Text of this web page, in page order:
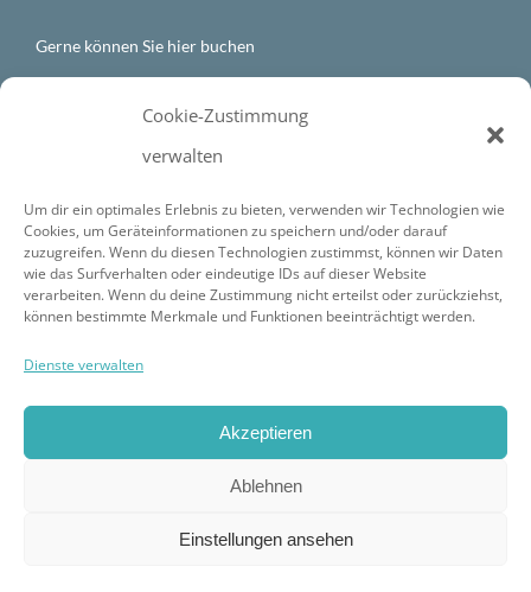
Cookie-Zustimmung
verwalten
Um dir ein optimales Erlebnis zu bieten, verwenden wir Technologien wie
Cookies, um Geräteinformationen zu speichern und/oder darauf
zuzugreifen. Wenn du diesen Technologien zustimmst, können wir Daten
wie das Surfverhalten oder eindeutige IDs auf dieser Website
verarbeiten. Wenn du deine Zustimmung nicht erteilst oder zurückziehst,
können bestimmte Merkmale und Funktionen beeinträchtigt werden.
Dienste verwalten
Akzeptieren
Ablehnen
Einstellungen ansehen
Gerne können Sie hier buchen
Gästehaus Alpenblick-Villach
Portfolio